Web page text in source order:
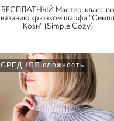
БЕСПЛАТНЫЙ Мастер-класс по
вязанию крючком шарфа "Симпл
Кози" (Simple Cozy)
СРЕДНЯЯ сложность